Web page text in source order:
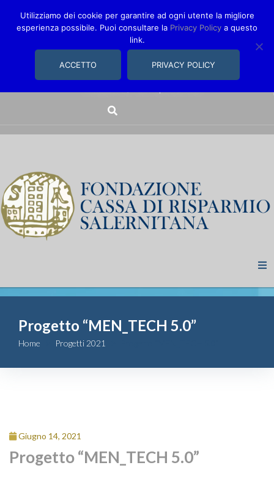
comunica@fondazionecarisal.it089 230611
Fondazione
Attività
Contributi
Complesso
San Michele
Progetto “MEN_TECH 5.0”
Home Progetti 2021
Giugno 14, 2021
Progetto “MEN_TECH 5.0”
Utilizziamo dei cookie per garantire ad ogni utente la migliore
esperienza possibile. Puoi consultare la Privacy Policy a questo
link.
ACCETTO PRIVACY POLICY